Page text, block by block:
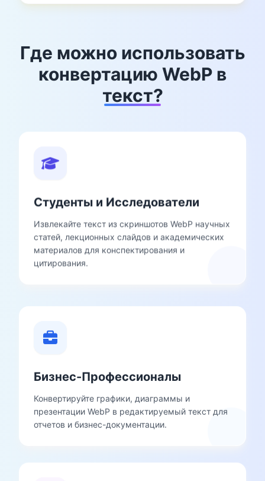
Где можно использовать
конвертацию WebP в
текст?
Студенты и Исследователи
Извлекайте текст из скриншотов WebP научных
статей, лекционных слайдов и академических
материалов для конспектирования и
цитирования.
Бизнес-Профессионалы
Конвертируйте графики, диаграммы и
презентации WebP в редактируемый текст для
отчетов и бизнес-документации.